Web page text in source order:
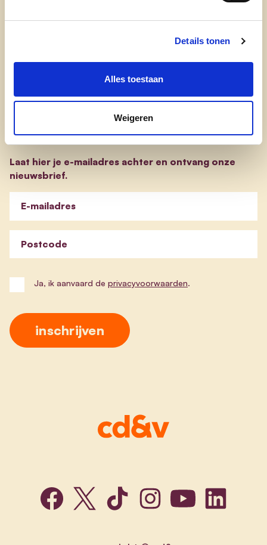
Details tonen
Alles toestaan
Weigeren
transparantieregister
evp-verkiezingsprogramma
Laat hier je e-mailadres achter en ontvang onze
nieuwsbrief.
E-mailadres
Postcode
Ja, ik aanvaard de privacyvoorwaarden.